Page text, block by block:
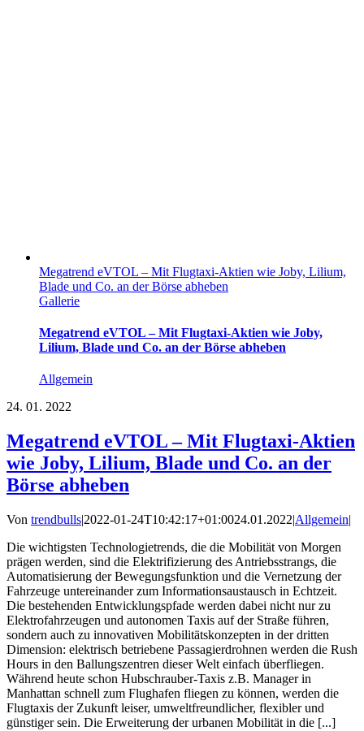
Megatrend eVTOL – Mit Flugtaxi-Aktien wie Joby, Lilium,
Blade und Co. an der Börse abheben
Gallerie
Megatrend eVTOL – Mit Flugtaxi-Aktien wie Joby,
Lilium, Blade und Co. an der Börse abheben
Allgemein
24. 01. 2022
Megatrend eVTOL – Mit Flugtaxi-Aktien
wie Joby, Lilium, Blade und Co. an der
Börse abheben
Von trendbulls|2022-01-24T10:42:17+01:0024.01.2022|Allgemein|
Die wichtigsten Technologietrends, die die Mobilität von Morgen
prägen werden, sind die Elektrifizierung des Antriebsstrangs, die
Automatisierung der Bewegungsfunktion und die Vernetzung der
Fahrzeuge untereinander zum Informationsaustausch in Echtzeit.
Die bestehenden Entwicklungspfade werden dabei nicht nur zu
Elektrofahrzeugen und autonomen Taxis auf der Straße führen,
sondern auch zu innovativen Mobilitätskonzepten in der dritten
Dimension: elektrisch betriebene Passagierdrohnen werden die Rush
Hours in den Ballungszentren dieser Welt einfach überfliegen.
Während heute schon Hubschrauber-Taxis z.B. Manager in
Manhattan schnell zum Flughafen fliegen zu können, werden die
Flugtaxis der Zukunft leiser, umweltfreundlicher, flexibler und
günstiger sein. Die Erweiterung der urbanen Mobilität in die [...]